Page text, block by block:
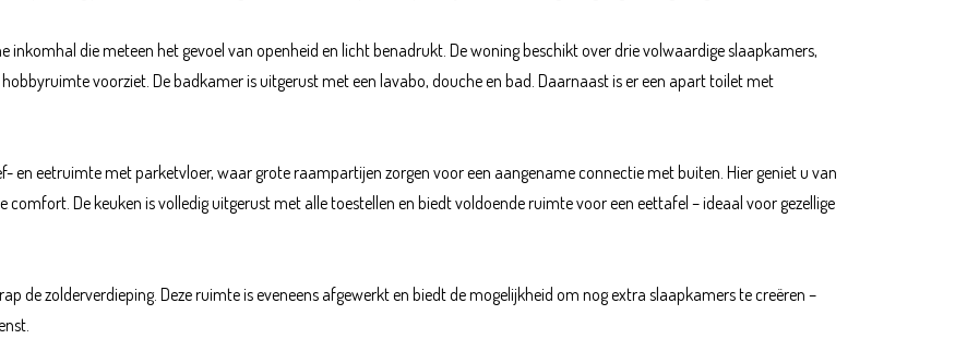
die meteen het gevoel van openheid en licht benadrukt. De woning beschikt over drie volwaardige slaapkamers,
voorziet. De badkamer is uitgerust met een lavabo, douche en bad. Daarnaast is er een apart toilet met
en eetruimte met parketvloer, waar grote raampartijen zorgen voor een aangename connectie met buiten. Hier geniet u van
De keuken is volledig uitgerust met alle toestellen en biedt voldoende ruimte voor een eettafel – ideaal voor gezellige
de zolderverdieping. Deze ruimte is eveneens afgewerkt en biedt de mogelijkheid om nog extra slaapkamers te creëren –